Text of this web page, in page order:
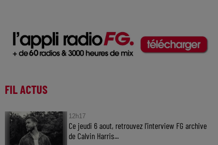
FIL ACTUS
12h17
Ce jeudi 6 aout, retrouvez l'interview FG archive
de Calvin Harris...